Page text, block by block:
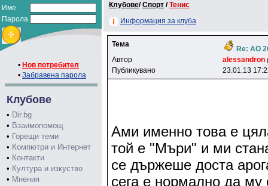
Име
Парола
• Нов потребител
• Забравена парола
Клубове
• Dir.bg
• Взаимопомощ
• Горещи теми
• Компютри и Интернет
• Контакти
• Култура и изкуство
• Мнения
Клубове/Спорт /Тенис
Информация за клуба
Тема
Re: АО
Автор
alessandron
Публикувано
23.01.13
Ами именно това е
той е "Мъри" и ми
се държеше доста
сега е нормално да